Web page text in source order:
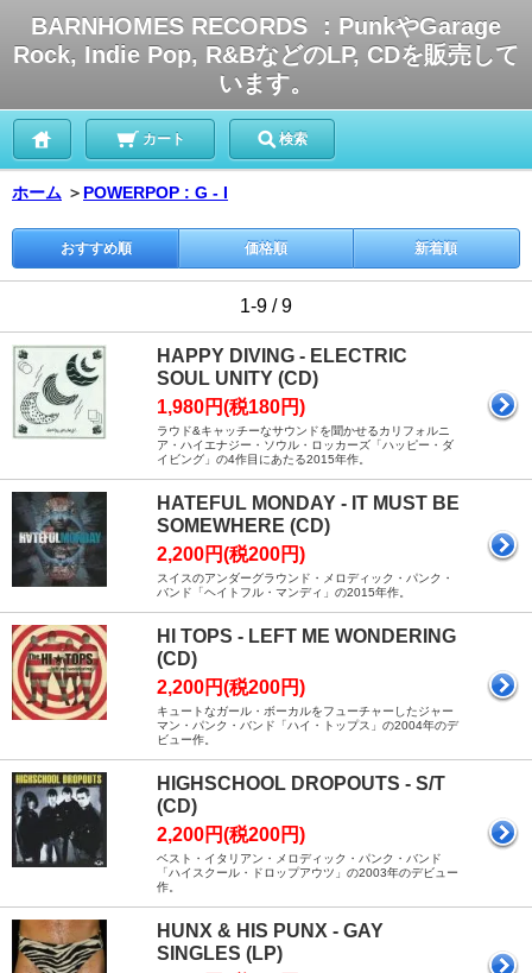
BARNHOMES RECORDS ：PunkやGarage
Rock, Indie Pop, R&BなどのLP, CDを販売して
います。
カート 検索
ホーム ＞ POWERPOP : G - I
おすすめ順 価格順 新着順
1-9 / 9
HAPPY DIVING - ELECTRIC
SOUL UNITY (CD)
1,980円(税180円)
ラウド&キャッチーなサウンドを聞かせるカリフォルニ
ア・ハイエナジー・ソウル・ロッカーズ「ハッピー・ダ
イビング」の4作目にあたる2015年作。
HATEFUL MONDAY - IT MUST BE
SOMEWHERE (CD)
2,200円(税200円)
スイスのアンダーグラウンド・メロディック・パンク・
バンド「ヘイトフル・マンディ」の2015年作。
HI TOPS - LEFT ME WONDERING
(CD)
2,200円(税200円)
キュートなガール・ボーカルをフューチャーしたジャー
マン・パンク・バンド「ハイ・トップス」の2004年のデ
ビュー作。
HIGHSCHOOL DROPOUTS - S/T
(CD)
2,200円(税200円)
ベスト・イタリアン・メロディック・パンク・バンド
「ハイスクール・ドロップアウツ」の2003年のデビュー
作。
HUNX & HIS PUNX - GAY
SINGLES (LP)